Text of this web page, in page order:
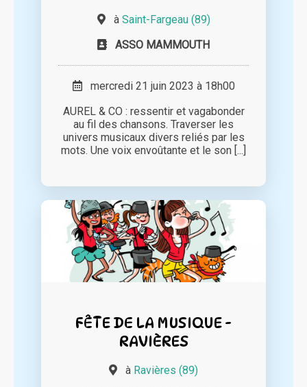
à Saint-Fargeau (89)
ASSO MAMMOUTH
mercredi 21 juin 2023 à 18h00
AUREL & CO : ressentir et vagabonder
au fil des chansons. Traverser les
univers musicaux divers reliés par les
mots. Une voix envoûtante et le son [...]
FÊTE DE LA MUSIQUE -
RAVIÈRES
à Ravières (89)